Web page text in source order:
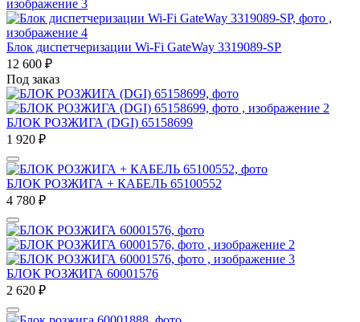
Блок диспетчеризации Wi-Fi GateWay 3319089-SP
12 600 ₽
Под заказ
БЛОК РОЗЖИГА (DGI) 65158699
1 920 ₽
БЛОК РОЗЖИГА + КАБЕЛЬ 65100552
4 780 ₽
БЛОК РОЗЖИГА 60001576
2 620 ₽